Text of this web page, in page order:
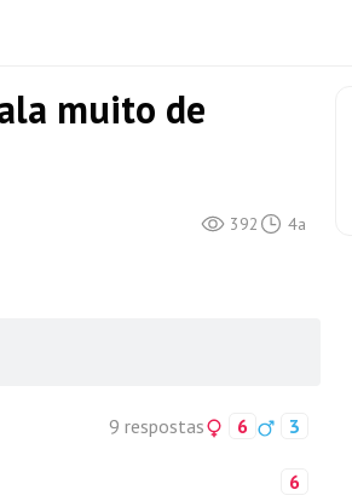
muito de
392 4a
9 respostas 6 3
6